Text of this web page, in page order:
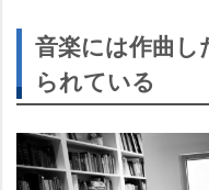
音楽には作曲し
られている